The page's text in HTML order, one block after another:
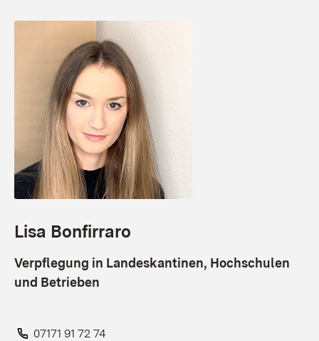
Lisa Bonfirraro
Verpflegung in Landeskantinen, Hochschulen
und Betrieben
Telefon:
07171 91 72 74